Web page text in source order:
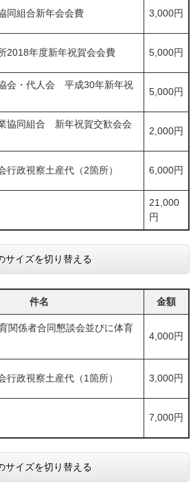
同組合新年会会費 3,000円
2018年度新年祝賀会会費 5,000円
会・代人会 平成30年新年祝
5,000円
協同組合 新年祝賀交歓会会
2,000円
行政視察土産代（2箇所） 6,000円
21,000
円
サイズを切り替える
件名 金額
関係者合同懇談会並びに体育
4,000円
行政視察土産代（1箇所） 3,000円
7,000円
サイズを切り替える